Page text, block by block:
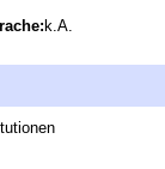
k.A.